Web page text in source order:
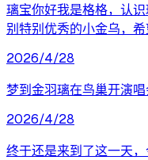
璃宝你好我是格格，认
别特别优秀的小金乌，
2026/4/28
梦到金羽璃在鸟巢开演
2026/4/28
终于还是来到了这一天